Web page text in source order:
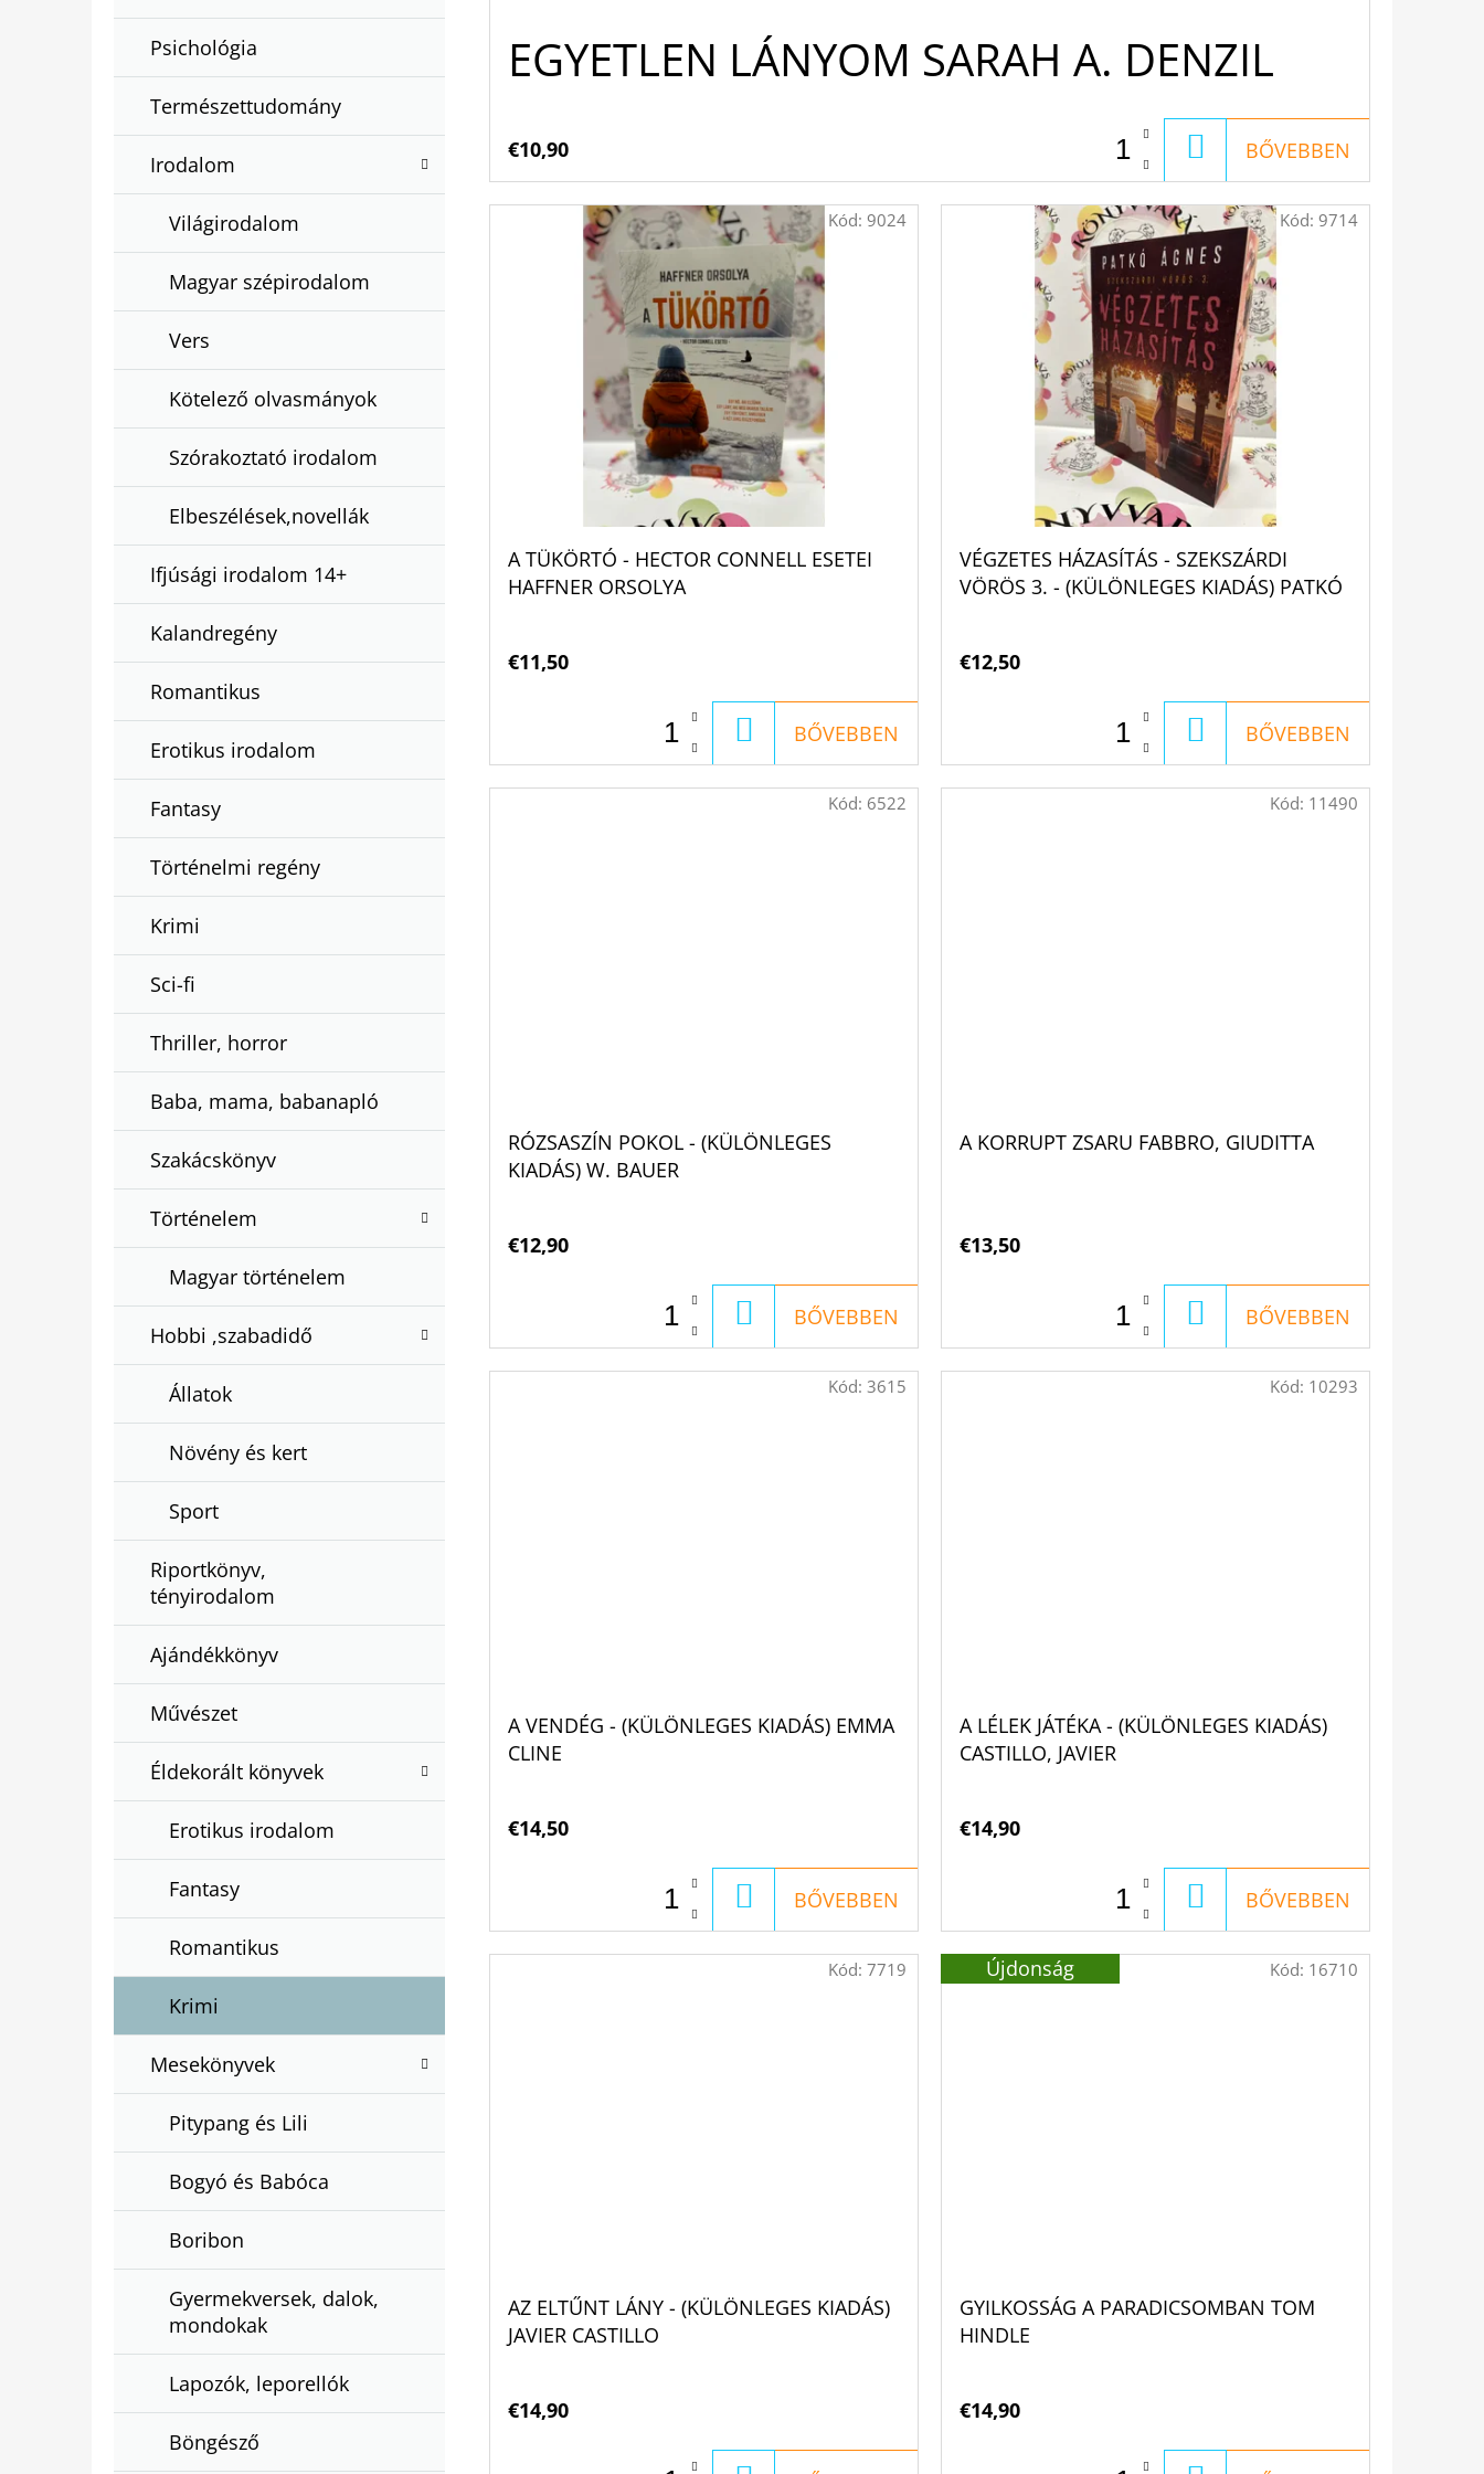
Psichológia
Természettudomány
Irodalom
Világirodalom
Magyar szépirodalom
Vers
Kötelező olvasmányok
Szórakoztató irodalom
Elbeszélések,novellák
Ifjúsági irodalom 14+
Kalandregény
Romantikus
Erotikus irodalom
Fantasy
Történelmi regény
Krimi
Sci-fi
Thriller, horror
Baba, mama, babanapló
Szakácskönyv
Történelem
Magyar történelem
Hobbi ,szabadidő
Állatok
Növény és kert
Sport
Riportkönyv,
tényirodalom
Ajándékkönyv
Művészet
Éldekorált könyvek
Erotikus irodalom
Fantasy
Romantikus
Krimi
Mesekönyvek
Pitypang és Lili
Bogyó és Babóca
Boribon
Gyermekversek, dalok,
mondokak
Lapozók, leporellók
Böngésző
EGYETLEN LÁNYOM SARAH A. DENZIL
€10,90 KOSÁRBA
BŐVEBBEN
A TÜKÖRTÓ - HECTOR CONNELL ESETEI
HAFFNER ORSOLYA
€11,50
KOSÁRBA
BŐVEBBEN
Kód: 9024
VÉGZETES HÁZASÍTÁS - SZEKSZÁRDI
VÖRÖS 3. - (KÜLÖNLEGES KIADÁS) PATKÓ
€12,50
KOSÁRBA
BŐVEBBEN
Kód: 9714
RÓZSASZÍN POKOL - (KÜLÖNLEGES
KIADÁS) W. BAUER
€12,90
KOSÁRBA
BŐVEBBEN
Kód: 6522
A KORRUPT ZSARU FABBRO, GIUDITTA
€13,50
KOSÁRBA
BŐVEBBEN
Kód: 11490
A VENDÉG - (KÜLÖNLEGES KIADÁS) EMMA
CLINE
€14,50
KOSÁRBA
BŐVEBBEN
Kód: 3615
A LÉLEK JÁTÉKA - (KÜLÖNLEGES KIADÁS)
CASTILLO, JAVIER
€14,90
KOSÁRBA
BŐVEBBEN
Kód: 10293
AZ ELTŰNT LÁNY - (KÜLÖNLEGES KIADÁS)
JAVIER CASTILLO
€14,90
Kód: 7719 Újdonság
GYILKOSSÁG A PARADICSOMBAN TOM
HINDLE
€14,90
Kód: 16710